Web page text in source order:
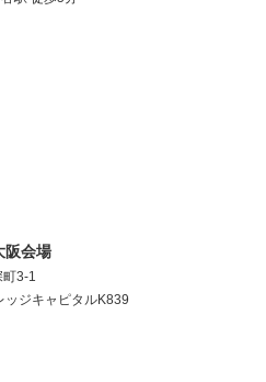
阪会場
3-1
ジキャピタルK839